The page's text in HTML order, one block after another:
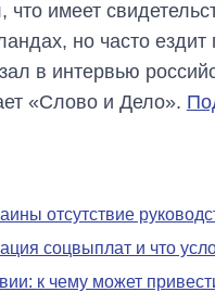
что имеет
но часто
в интервью
«Слово и Дело».
отсутствие
соцвыплат и что
к чему может